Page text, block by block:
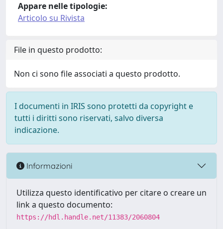
Appare nelle tipologie:
Articolo su Rivista
File in questo prodotto:
Non ci sono file associati a questo prodotto.
I documenti in IRIS sono protetti da copyright e
tutti i diritti sono riservati, salvo diversa
indicazione.
Informazioni
Utilizza questo identificativo per citare o creare un
link a questo documento:
https://hdl.handle.net/11383/2060804